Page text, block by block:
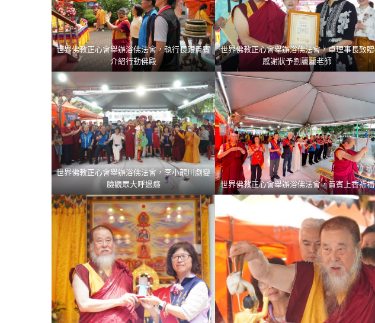
世界佛教正心會舉辦浴佛法會，執行長跟貴賓
介紹行動佛殿
世界佛教正心會舉辦浴佛法會，卓理事長致贈
感謝狀予劉麗麗老師
世界佛教正心會舉辦浴佛法會，李小龍川劇變
臉觀眾大呼過癮
世界佛教正心會舉辦浴佛法會，貴賓上香祈福